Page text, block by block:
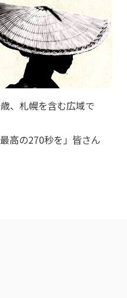
、札幌を含む広域で
高の270秒を」皆さん